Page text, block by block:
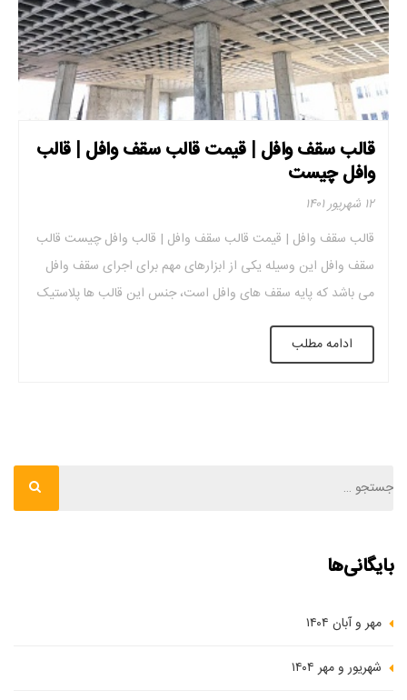
قالب سقف وافل | قیمت قالب سقف وافل | قالب
وافل چیست
۱۲ شهریور ۱۴۰۱
قالب سقف وافل | قیمت قالب سقف وافل | قالب وافل چیست قالب
سقف وافل این وسیله یکی از ابزارهای مهم برای اجرای سقف وافل
می باشد که پایه سقف های وافل است، جنس این قالب ها پلاستیک
بوده که دارای ابعاد و اشکال خاصی می باشد. این فرم ها جایگزین
بتن ناکارآمد میشود و […]
ادامه مطلب
بایگانی‌ها
مهر و آبان ۱۴۰۴
شهریور و مهر ۱۴۰۴